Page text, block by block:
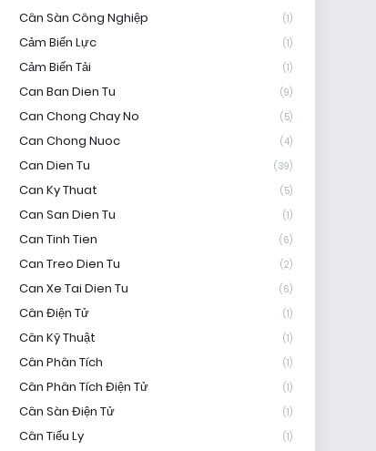
Cân Sàn Công Nghiệp (1)
Cảm Biến Lực (1)
Cảm Biến Tải (1)
Can Ban Dien Tu (9)
Can Chong Chay No (5)
Can Chong Nuoc (4)
Can Dien Tu (39)
Can Ky Thuat (5)
Can San Dien Tu (1)
Can Tinh Tien (6)
Can Treo Dien Tu (2)
Can Xe Tai Dien Tu (6)
Cân Điện Tử (1)
Cân Kỹ Thuật (1)
Cân Phân Tích (1)
Cân Phân Tích Điện Tử (1)
Cân Sàn Điện Tử (1)
Cân Tiểu Ly (1)